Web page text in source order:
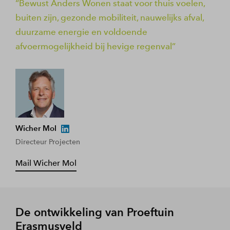
Bewust Anders Wonen staat voor thuis voelen,
buiten zijn, gezonde mobiliteit, nauwelijks afval,
duurzame energie en voldoende
afvoermogelijkheid bij hevige regenval
Wicher Mol
Directeur Projecten
Mail Wicher Mol
De ontwikkeling van Proeftuin
Erasmusveld